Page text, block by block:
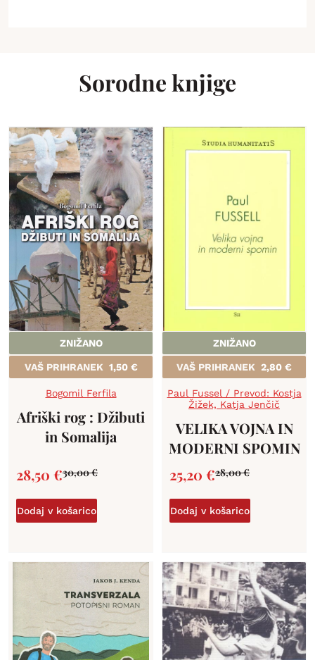
Sorodne knjige
ZNIŽANO
VAŠ PRIHRANEK 1,50 €
Bogomil Ferfila
Afriški rog : Džibuti
in Somalija
30,00€
28,50 €
Dodaj v košarico
ZNIŽANO
VAŠ PRIHRANEK 2,80 €
Paul Fussel / Prevod: Kostja
Žižek, Katja Jenčič
VELIKA VOJNA IN
MODERNI SPOMIN
28,00€
25,20 €
Dodaj v košarico